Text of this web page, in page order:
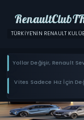
TÜRKIYE'NIN RENAULT
Yollar Değişir, Renault
Vites Sadece Hız İçin